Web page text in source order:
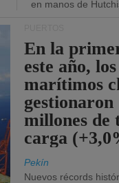
en manos de
En la
este año,
marítimos
gestionaron
millones de
carga
Pekín
Nuevos récords